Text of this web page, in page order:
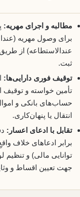
مطالبه و اجرای مهریه:
برای وصول مهریه
عندالاستطاعه) از
ثبت.
توقیف فوری دارایی‌ها:
تأمین خواسته و توقیف
حساب‌های بانکی و
انتقال یا پنهان‌کاری.
تقابل با ادعای اعسار:
برابر ادعاهای خلاف
توانایی مالی) و
جهت تعیین اقساط و